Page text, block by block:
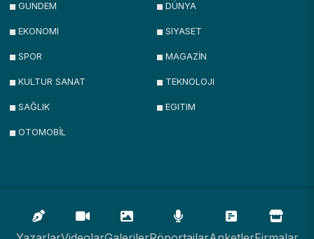
GUNDEM DÜNYA
EKONOMI SIYASET
SPOR MAGAZİN
KULTUR SANAT TEKNOLOJI
SAĞLIK EGITIM
OTOMOBİL